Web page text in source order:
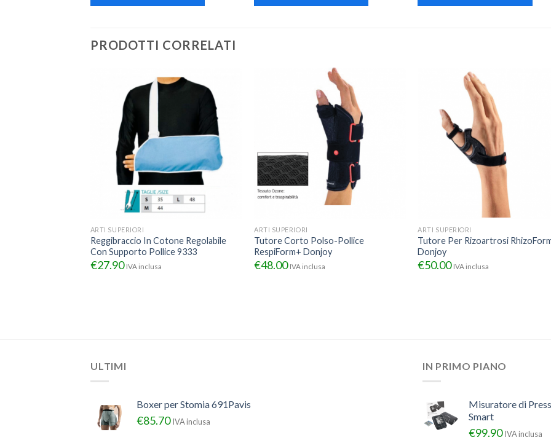
PRODOTTI CORRELATI
ARTI SUPERIORI
Reggibraccio In Cotone Regolabile
Con Supporto Pollice 9333
€27.90 IVA inclusa
ARTI SUPERIORI
Tutore Corto Polso-Pollice
RespiForm+ Donjoy
€48.00 IVA inclusa
ARTI SUPERIORI
Tutore Per Rizoartrosi
Donjoy
€50.00 IVA inclusa
ULTIMI
Boxer per Stomia 691Pavis
€85.70 IVA inclusa
IN PRIMO PIANO
Misuratore di
Smart
€99.90 IVA inclusa